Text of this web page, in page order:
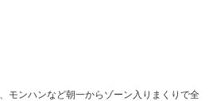
モンハンなど朝一からゾーン入りまくりで全